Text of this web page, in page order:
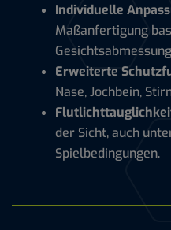
Individuelle
Maßanfertigung
Erweiterte
Nase, Jochbein,
der Sicht, auch
Spielbedingungen.